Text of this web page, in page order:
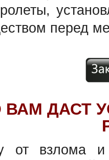
перед
ВАМ ДАСТ
от взлома и